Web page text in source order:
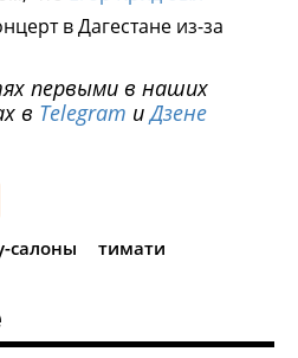
в Дагестане из-за
первыми в наших
в Telegram иДзене
салоны тимати